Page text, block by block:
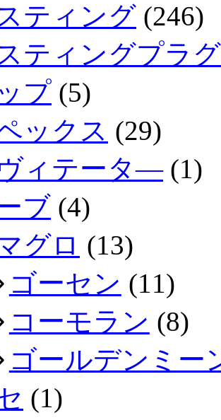
ティング (246)
ティングプラ
プ (5)
ックス (29)
ィテータ―(1)
ブ (4)
グロ (13)
ゴーセン (11)
コーモラン (8)
ゴールデンミー
(1)